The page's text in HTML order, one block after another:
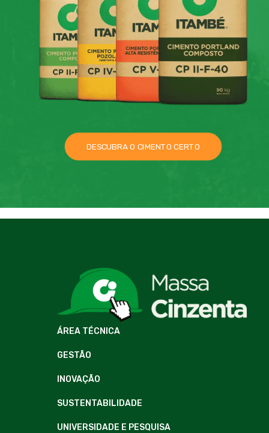
DESCUBRA O CIMENTO CERTO
ÁREA TÉCNICA
GESTÃO
INOVAÇÃO
SUSTENTABILIDADE
UNIVERSIDADE E PESQUISA